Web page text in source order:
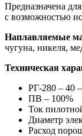
Предназначена
с возможностью
Наплавляемые
чугуна, никеля,
Техническая
РГ-280 – 40
ПВ – 100%
Ток
Диаметр
Расход